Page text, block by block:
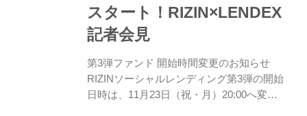
スタート！RIZIN×LENDEX
記者会見
第3弾ファンド 開始時間変更のお知らせ
RIZINソーシャルレンディング第3弾の開始
日時は、11月23日（祝・月）20:00へ変更